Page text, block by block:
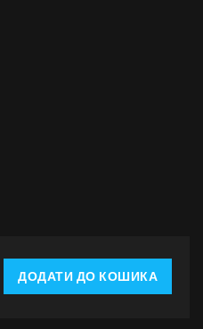
ДОДАТИ ДО КОШИКА